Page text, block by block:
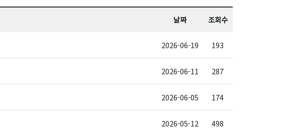
날짜 조회수
2026-06-19 193
2026-06-11 287
2026-06-05 174
2026-05-12 498